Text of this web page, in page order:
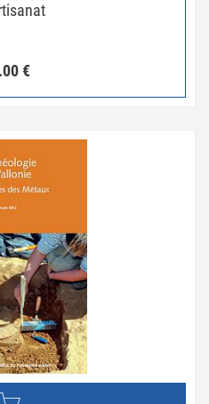
€